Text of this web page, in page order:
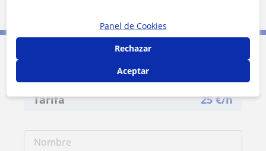
Contacta con Aida
Tarifa 25€/h
Panel de Cookies
Rechazar
Aceptar